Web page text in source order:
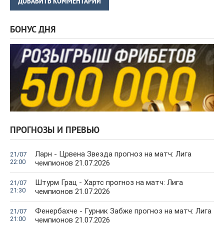
БОНУС ДНЯ
ПРОГНОЗЫ И ПРЕВЬЮ
21/07
22:00
Ларн - Црвена Звезда прогноз на матч: Лига
чемпионов 21.07.2026
21/07
21:30
Штурм Грац - Хартс прогноз на матч: Лига
чемпионов 21.07.2026
21/07
21:00
Фенербахче - Гурник Забже прогноз на матч: Лига
чемпионов 21.07.2026